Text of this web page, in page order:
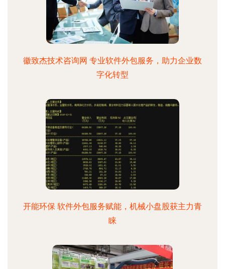
徽致杰技术咨询网 专业软件外包服务，助力企业数
字化转型
开能环保 软件外包服务赋能，机械小盘股获主力青
睐